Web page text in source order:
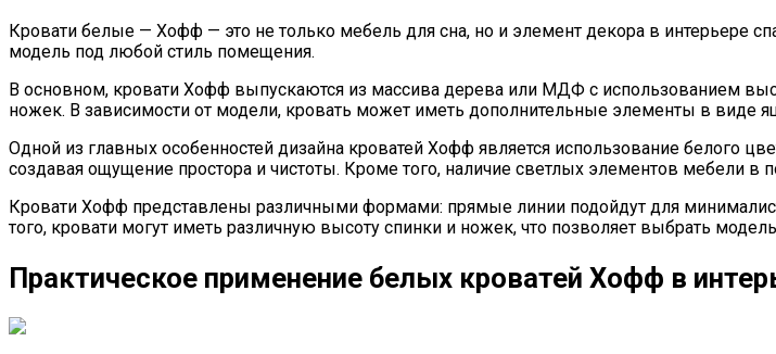
Кровати белые — Хофф — это не только мебель для сна, но и элемент декора в интерьере
модель под любой стиль помещения.
В основном, кровати Хофф выпускаются из массива дерева или МДФ с использованием
ножек. В зависимости от модели, кровать может иметь дополнительные элементы в виде
Одной из главных особенностей дизайна кроватей Хофф является использование белого
создавая ощущение простора и чистоты. Кроме того, наличие светлых элементов мебели в
Кровати Хофф представлены различными формами: прямые линии подойдут для
того, кровати могут иметь различную высоту спинки и ножек, что позволяет выбрать
Практическое применение белых кроватей Хофф в